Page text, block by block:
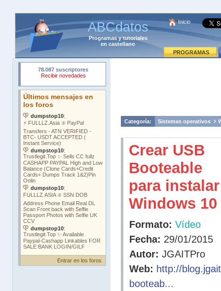
ABCdatos
Programasytutoriales
en castellano
Inicio
PROGRAMAS
Entrar en los foros
Categoría: Sistemas operativos
Crear USB
Booteable
para instalar
Windows 10
Formato: Vídeo
Fecha: 29/01/2015
Autor: JGAITPro
Web: http://
booteab...